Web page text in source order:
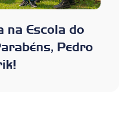
na Escola do
Pedro